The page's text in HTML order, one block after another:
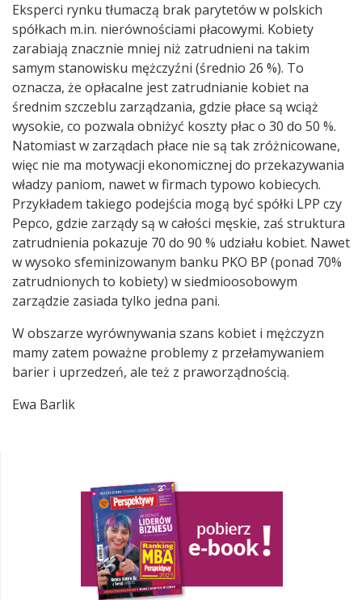
Eksperci rynku tłumaczą brak parytetów w polskich
spółkach m.in. nierównościami płacowymi. Kobiety
zarabiają znacznie mniej niż zatrudnieni na takim
samym stanowisku mężczyźni (średnio 26 %). To
oznacza, że opłacalne jest zatrudnianie kobiet na
średnim szczeblu zarządzania, gdzie płace są wciąż
wysokie, co pozwala obniżyć koszty płac o 30 do 50 %.
Natomiast w zarządach płace nie są tak zróżnicowane,
więc nie ma motywacji ekonomicznej do przekazywania
władzy paniom, nawet w firmach typowo kobiecych.
Przykładem takiego podejścia mogą być spółki LPP czy
Pepco, gdzie zarządy są w całości męskie, zaś struktura
zatrudnienia pokazuje 70 do 90 % udziału kobiet. Nawet
w wysoko sfeminizowanym banku PKO BP (ponad 70%
zatrudnionych to kobiety) w siedmioosobowym
zarządzie zasiada tylko jedna pani.
W obszarze wyrównywania szans kobiet i mężczyzn
mamy zatem poważne problemy z przełamywaniem
barier i uprzedzeń, ale też z praworządnością.
Ewa Barlik